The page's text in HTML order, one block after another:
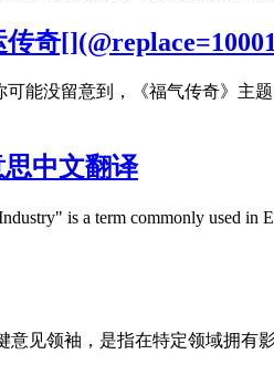
奇
能没留意到，《福气传奇》主
中文翻译
is a term commonly used in
意见领袖，是指在特定领域拥